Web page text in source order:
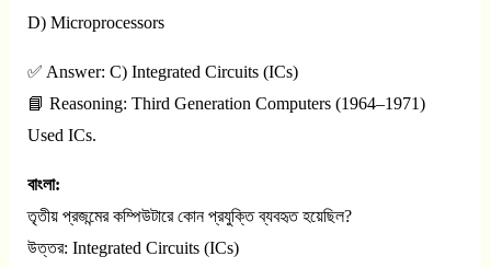
D) Microprocessors
✅ Answer: C) Integrated Circuits (ICs)
📘 Reasoning: Third Generation Computers (1964–1971)
Used ICs.
বাংলা:
তৃতীয় প্রজন্মের কম্পিউটারে কোন প্রযুক্তি ব্যবহৃত হয়েছিল?
উত্তর: Integrated Circuits (ICs)